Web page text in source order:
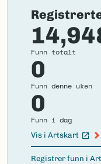
Funn totalt
0
Funn denne uken
0
Funn i dag
Vis i Artskart
(Ekstern lenke)
Registrer funn i